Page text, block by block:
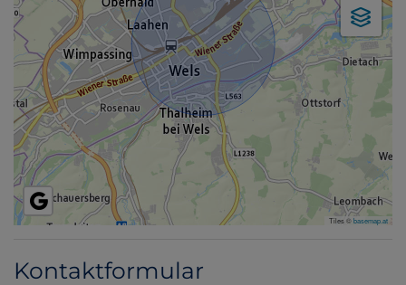
Tiles ©basemap.at
Kontaktformular